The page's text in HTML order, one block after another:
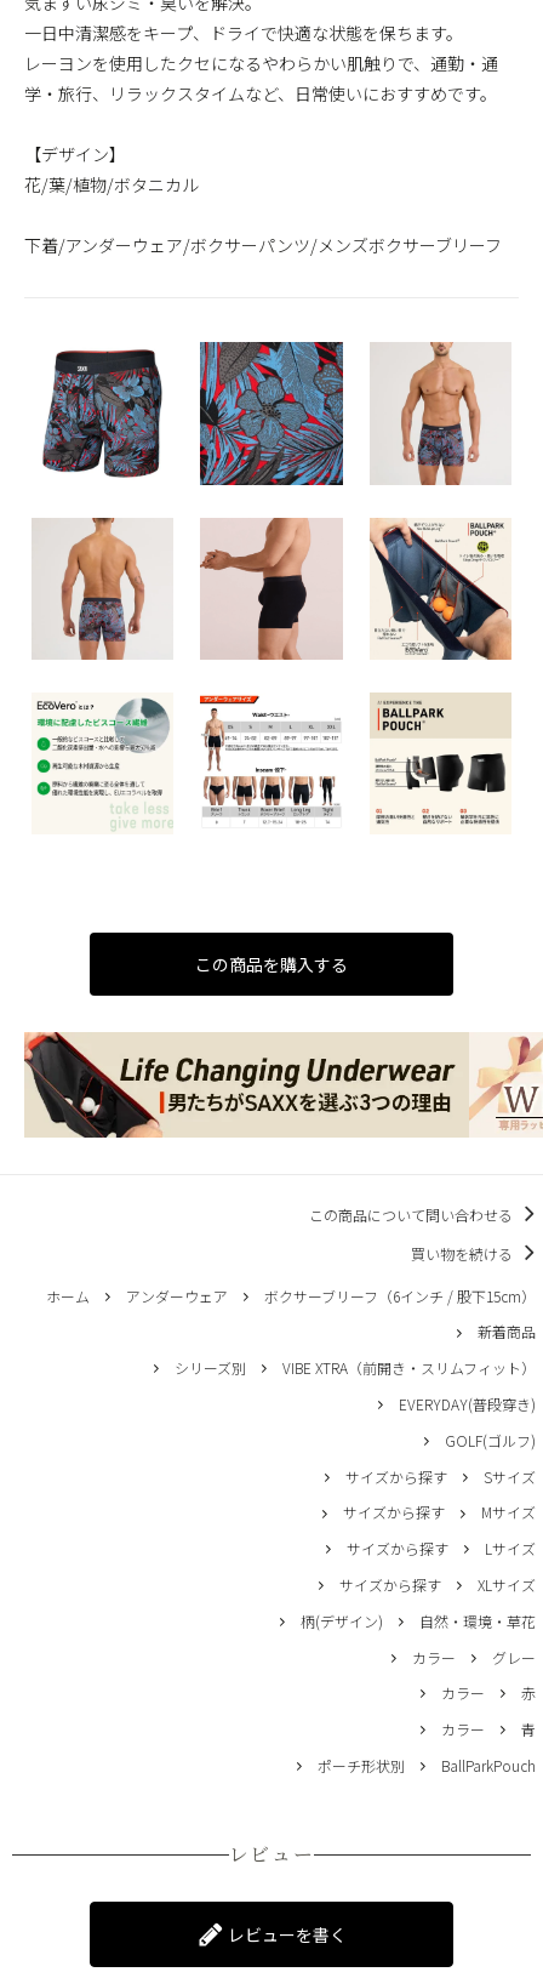
一日中清潔感をキープ、ドライで快適な状態を保ちます。
レーヨンを使用したクセになるやわらかい肌触りで、通勤・通
学・旅行、リラックスタイムなど、日常使いにおすすめです。
【デザイン】
花/葉/植物/ボタニカル
下着/アンダーウェア/ボクサーパンツ/メンズボクサーブリーフ
この商品を購入する
この商品について問い合わせる
買い物を続ける
ホーム アンダーウェア
ボクサーブリーフ（6インチ / 股下15cm）
新着商品
シリーズ別
VIBE XTRA（前開き・スリムフィット）
EVERYDAY(普段穿き)
GOLF(ゴルフ)
サイズから探す
Sサイズ
サイズから探す
Mサイズ
サイズから探す
Lサイズ
サイズから探す
XLサイズ
柄(デザイン)
自然・環境・草花
カラー
グレー
カラー
赤
カラー
青
ポーチ形状別
BallParkPouch
レビュー
レビューを書く